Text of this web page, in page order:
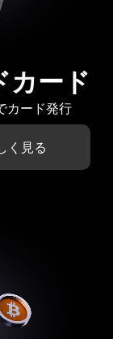
カード
カード発行
く見る